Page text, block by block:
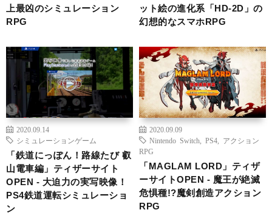
上最凶のシミュレーション
RPG
ット絵の進化系「HD-2D」の
幻想的なスマホRPG
2020.09.14
シミュレーションゲーム
「鉄道にっぽん！路線たび 叡
山電車編」ティザーサイト
OPEN ‐ 大迫力の実写映像！
PS4鉄道運転シミュレーショ
ン
2020.09.09
Nintendo Switch
PS4
アクション
RPG
「MAGLAM LORD」ティザ
ーサイトOPEN ‐ 魔王が絶滅
危惧種!?魔剣創造アクション
RPG